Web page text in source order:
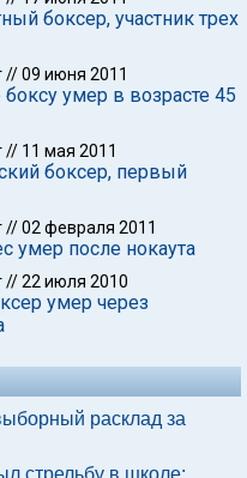
боксер, участник трех
//09 июня 2011
умер в возрасте 45
// 11 мая 2011
боксер, первый
//02 февраля 2011
умер после нокаута
//22 июля 2010
умер через
расклад за
стрельбу в школе: